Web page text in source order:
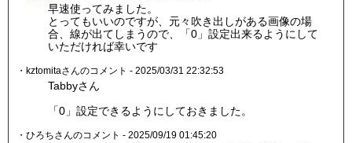
早速使ってみました。
とってもいいのですが、元々吹き出しがある画像の場
合、線が出てしまうので、「0」設定出来るようにして
いただければ幸いです
・kztomitaさんのコメント - 2025/03/31 22:32:53
Tabbyさん
「0」設定できるようにしておきました。
・ひろちさんのコメント - 2025/09/19 01:45:20